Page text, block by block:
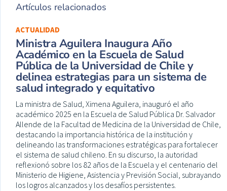
Artículos relacionados
ACTUALIDAD
Ministra Aguilera Inaugura Año
Académico en la Escuela de Salud
Pública de la Universidad de Chile y
delinea estrategias para un sistema de
salud integrado y equitativo
La ministra de Salud, Ximena Aguilera, inauguró el año
académico 2025 en la Escuela de Salud Pública Dr. Salvador
Allende de la Facultad de Medicina de la Universidad de Chile,
destacando la importancia histórica de la institución y
delineando las transformaciones estratégicas para fortalecer
el sistema de salud chileno. En su discurso, la autoridad
reflexionó sobre los 82 años de la Escuela y el centenario del
Ministerio de Higiene, Asistencia y Previsión Social, subrayando
los logros alcanzados y los desafíos persistentes.